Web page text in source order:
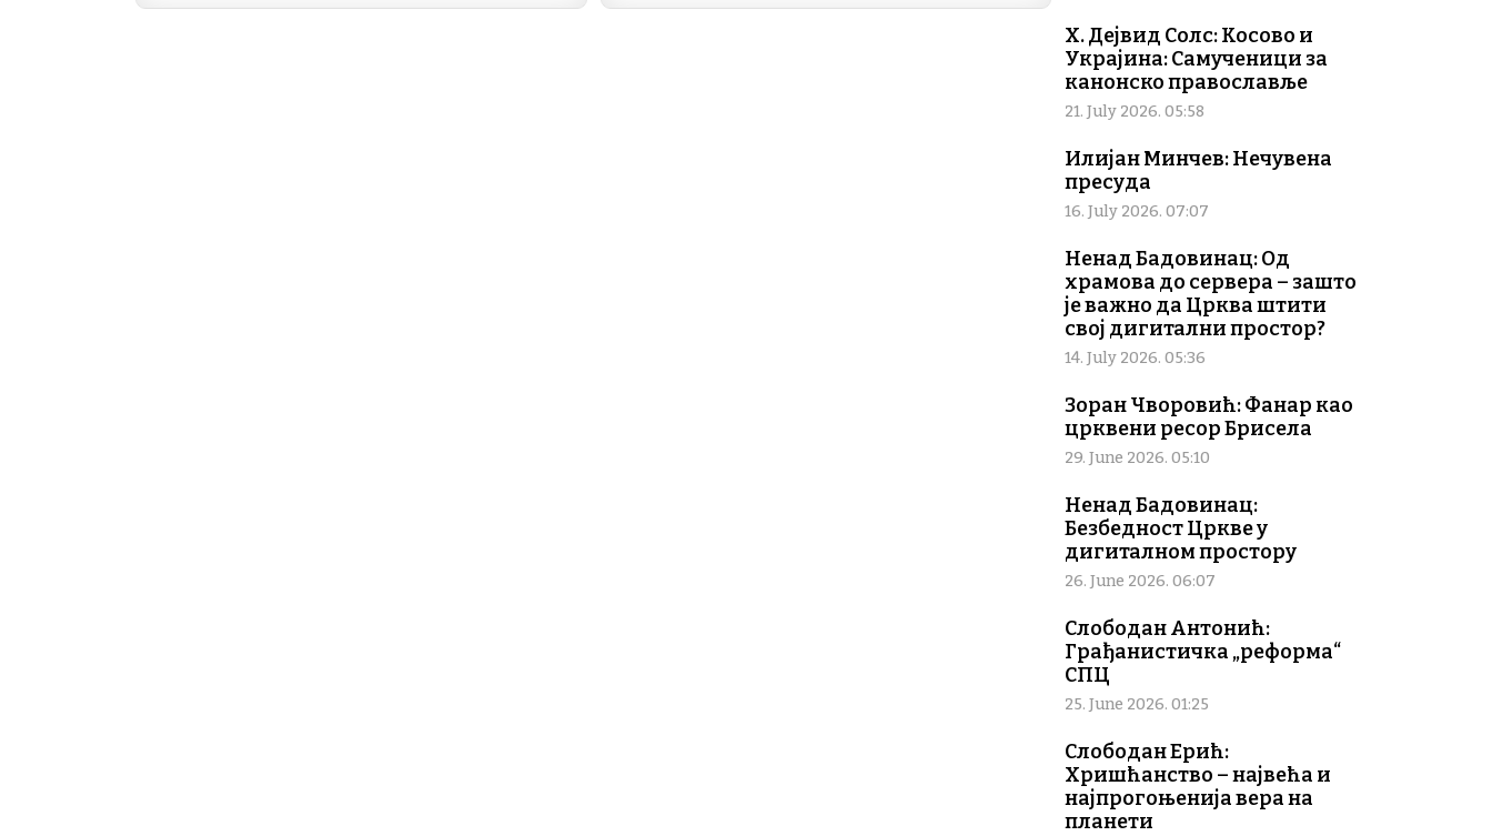
Х. Дејвид Солс: Косово и
Украјина: Самученици за
канонско православље
21. July 2026. 05:58
Илијан Минчев: Нечувена
пресуда
16. July 2026. 07:07
Ненад Бадовинац: Од
храмова до сервера – зашто
је важно да Црква штити
свој дигитални простор?
14. July 2026. 05:36
Зоран Чворовић: Фанар као
црквени ресор Брисела
29. June 2026. 05:10
Ненад Бадовинац:
Безбедност Цркве у
дигиталном простору
26. June 2026. 06:07
Слободан Антонић:
Грађанистичка „реформа“
СПЦ
25. June 2026. 01:25
Слободан Ерић:
Хришћанство – највећа и
најпрогоњенија вера на
планети